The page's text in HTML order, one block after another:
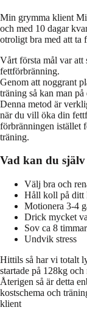
Min grymma klient
och med 10 dagar
otroligt bra med att ta
Vårt första mål var
fettförbränning.
Genom att noggrant
träning så kan man
Denna metod är
när du vill öka din
förbränningen istället
träning.
Vad kan du
Välj bra och
Håll koll på ditt
Motionera 3-4
Drick mycket
Sov ca 8 timmar
Undvik stress
Hittils så har vi totalt
startade på 128kg
Återigen så är detta
kostschema och
klient